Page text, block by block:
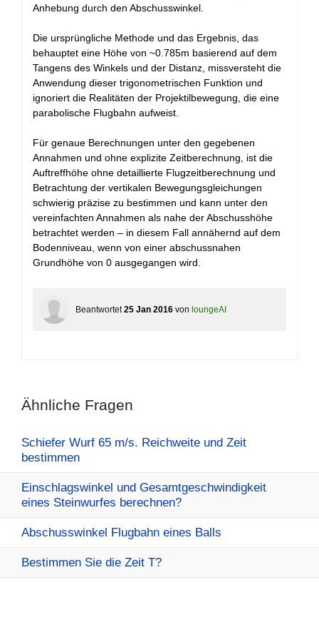
Anhebung durch den Abschusswinkel.
Die ursprüngliche Methode und das Ergebnis, das
behauptet eine Höhe von ~0.785m basierend auf dem
Tangens des Winkels und der Distanz, missversteht die
Anwendung dieser trigonometrischen Funktion und
ignoriert die Realitäten der Projektilbewegung, die eine
parabolische Flugbahn aufweist.
Für genaue Berechnungen unter den gegebenen
Annahmen und ohne explizite Zeitberechnung, ist die
Auftreffhöhe ohne detaillierte Flugzeitberechnung und
Betrachtung der vertikalen Bewegungsgleichungen
schwierig präzise zu bestimmen und kann unter den
vereinfachten Annahmen als nahe der Abschusshöhe
betrachtet werden – in diesem Fall annähernd auf dem
Bodenniveau, wenn von einer abschussnahen
Grundhöhe von 0 ausgegangen wird.
Beantwortet 25 Jan 2016 von loungeAI
Ähnliche Fragen
Schiefer Wurf 65 m/s. Reichweite und Zeit
bestimmen
Einschlagswinkel und Gesamtgeschwindigkeit
eines Steinwurfes berechnen?
Abschusswinkel Flugbahn eines Balls
Bestimmen Sie die Zeit T?